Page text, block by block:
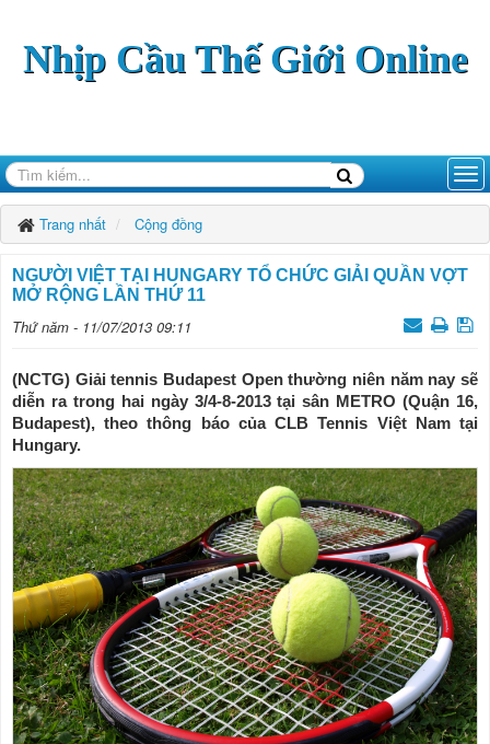
Nhịp Cầu Thế Giới Online
Trang nhất Cộng đồng
NGƯỜI VIỆT TẠI HUNGARY TỔ CHỨC GIẢI QUẦN VỢT
MỞ RỘNG LẦN THỨ 11
Thứ năm - 11/07/2013 09:11
(NCTG) Giải tennis Budapest Open thường niên năm nay sẽ
diễn ra trong hai ngày 3/4-8-2013 tại sân METRO (Quận 16,
Budapest), theo thông báo của CLB Tennis Việt Nam tại
Hungary.